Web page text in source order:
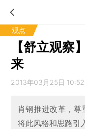
观点
【舒立观察
来
2013年03月25日 10:52
肖钢推进改革，尊
将此风格和思路引